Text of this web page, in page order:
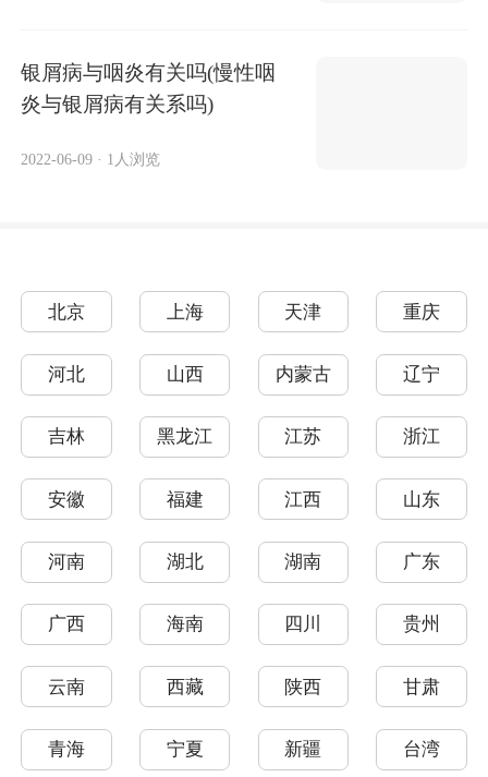
银屑病与咽炎有关吗(慢性咽
炎与银屑病有关系吗)
2022-06-09 · 1人浏览
北京 上海 天津 重庆
河北 山西 内蒙古 辽宁
吉林 黑龙江 江苏 浙江
安徽 福建 江西 山东
河南 湖北 湖南 广东
广西 海南 四川 贵州
云南 西藏 陕西 甘肃
青海 宁夏 新疆 台湾